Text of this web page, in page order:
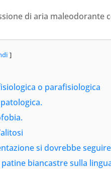
o parafisiologica
si dovrebbe
biancastre sulla